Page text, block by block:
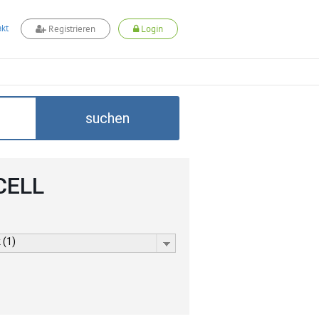
Registrieren Login
suchen
(1)